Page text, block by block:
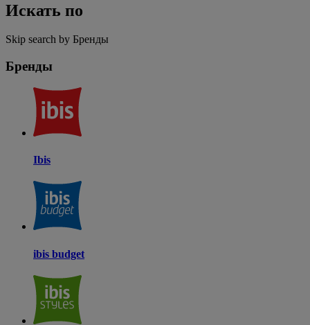
Искать по
Skip search by Бренды
Бренды
Ibis
ibis budget